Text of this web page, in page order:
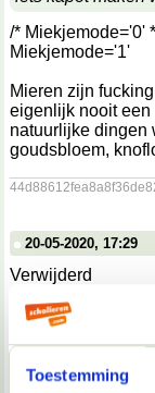
Toestemming
/* Miekjemode='0'
Miekjemode='1'
Mieren zijn
eigenlijk nooit een
natuurlijke dingen
goudsbloem,
20-05-2020, 17:29
Verwijderd
Cultiveren mieren
20-05-2020, 20:04